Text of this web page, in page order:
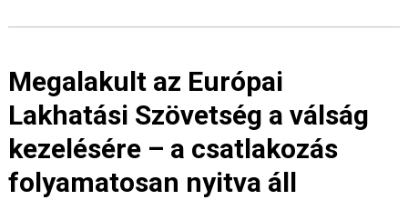
Megalakult az Európai
Lakhatási Szövetség a válság
kezelésére – a csatlakozás
folyamatosan nyitva áll